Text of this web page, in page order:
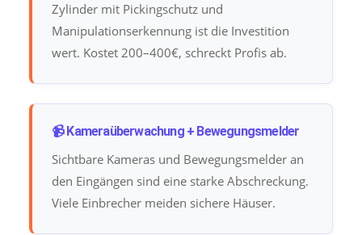
Zylinder mit Pickingschutz und
Manipulationserkennung ist die Investition
wert. Kostet 200–400€, schreckt Profis ab.
📹 Kameraüberwachung + Bewegungsmelder
Sichtbare Kameras und Bewegungsmelder an
den Eingängen sind eine starke Abschreckung.
Viele Einbrecher meiden sichere Häuser.